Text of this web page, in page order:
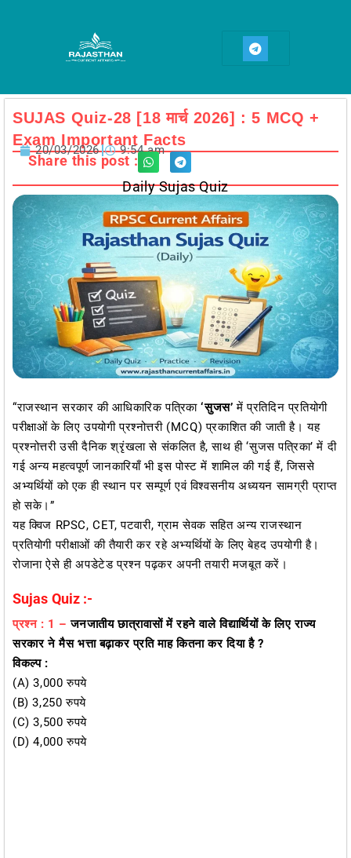
T
e
l
r
a
m
SUJAS Quiz-28 [18 मार्च 2026] : 5 MCQ +
Exam Important Facts
20/03/2026 9:54 am
Share this post :
Daily Sujas Quiz
“राजस्थान सरकार की आधिकारिक पत्रिका‘सुजस’ में प्रतिदिन प्रतियोगी
परीक्षाओं के लिए उपयोगी प्रश्नोत्तरी (MCQ) प्रकाशित की जाती है। यह
प्रश्नोत्तरी उसी दैनिक श्रृंखला से संकलित है, साथ ही ‘सुजस पत्रिका’ में दी
गई अन्य महत्वपूर्ण जानकारियाँ भी इस पोस्ट में शामिल की गई हैं, जिससे
अभ्यर्थियों को एक ही स्थान पर सम्पूर्ण एवं विश्वसनीय अध्ययन सामग्री प्राप्त
हो सके।”
यह क्विज RPSC, CET, पटवारी, ग्राम सेवक सहित अन्य राजस्थान
प्रतियोगी परीक्षाओं की तैयारी कर रहे अभ्यर्थियों के लिए बेहद उपयोगी है।
रोजाना ऐसे ही अपडेटेड प्रश्न पढ़कर अपनी तयारी मजबूत करें।
Sujas Quiz :-
प्रश्न : 1 – जनजातीय छात्रावासों में रहने वाले विद्यार्थियों के लिए राज्य
सरकार ने मैस भत्ता बढ़ाकर प्रति माह कितना कर दिया है ?
विकल्प :
(A) 3,000 रुपये
(B) 3,250 रुपये
(C) 3,500 रुपये
(D) 4,000 रुपये